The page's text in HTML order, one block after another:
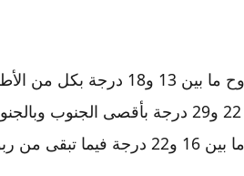
أما درجات الحرارة الدنيا،
والهضاب العليا الشرقية، وما بين 22 و29
المملكة.